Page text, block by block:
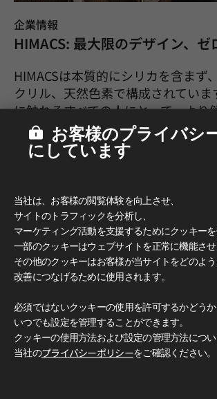
企業情報
HIMACS: 最大限のデザイン、ゼ
HIMACSは本質的にシリカを含まず
クリル、天然色素で構成されていま
に触れるすべての人にとって、より
と体験を提供します。
Oct.2024
Filter by
お客様のプライバシ
にしています
当社は、お客様の閲覧体験を向上させ、
サイトのトラフィックを分析し、
マーケティング活動を支援するためにクッキーを
一部のクッキーはウェブサイトを正常に機能さ
その他のクッキーはお客様が当サイトをどのよ
改善につなげるために使用されます。
必須ではないクッキーの使用を許可するかどうか
いつでも設定を管理することができます。
クッキーの使用方法および設定の管理方法につい
当社のプライバシーポリシーをご確認ください。